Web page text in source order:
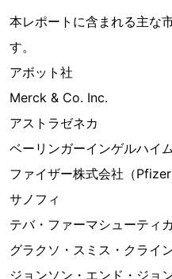
本レポートに含まれる主な
す。
アボット社
Merck & Co. Inc.
アストラゼネカ
ベーリンガーインゲルハイ
ファイザー株式会社（
サノフィ
テバ・ファーマシューティ
グラクソ・スミス・クライ
ジョンソン・エンド・ジョ